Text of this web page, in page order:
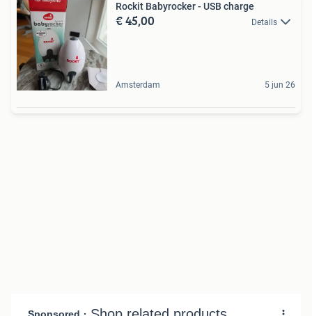
Rockit Babyrocker - USB charge
€ 45,00 Details
Amsterdam 5 jun 26